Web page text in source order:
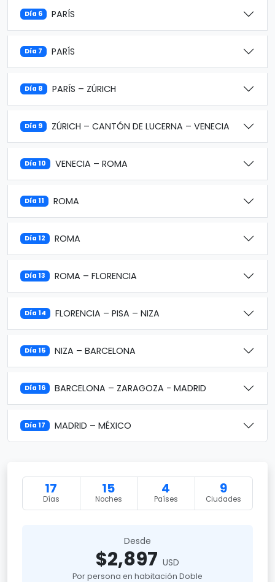
Día 6 PARÍS
Día 7 PARÍS
Día 8 PARÍS – ZÚRICH
Día 9 ZÚRICH – CANTÓN DE LUCERNA – VENECIA
Día 10 VENECIA – ROMA
Día 11 ROMA
Día 12 ROMA
Día 13 ROMA – FLORENCIA
Día 14 FLORENCIA – PISA – NIZA
Día 15 NIZA – BARCELONA
Día 16 BARCELONA – ZARAGOZA - MADRID
Día 17 MADRID – MÉXICO
17
Días
15
Noches
4
Países
9
Ciudades
Desde
$2,897 USD
Por persona en habitación Doble